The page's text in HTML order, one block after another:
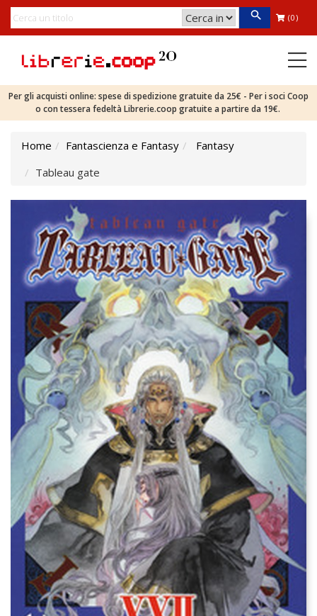
(0)
Per gli acquisti online: spese di spedizione gratuite da 25€ - Per i soci Coop
o con tessera fedeltà Librerie.coop gratuite a partire da 19€.
Home Fantascienza e Fantasy
Fantasy
Tableau gate